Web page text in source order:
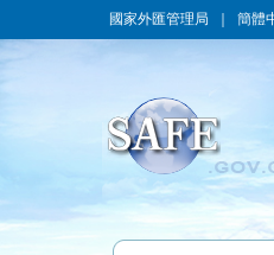
國家外匯管理局 簡體